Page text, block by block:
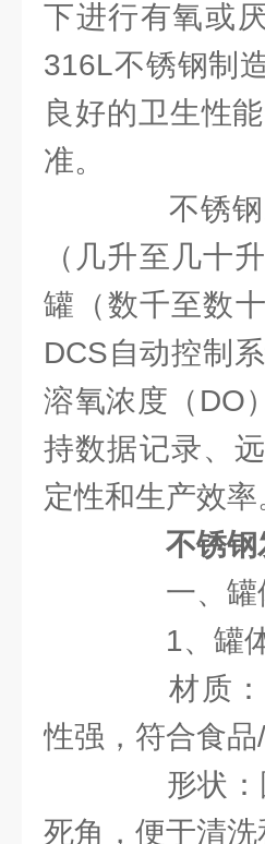
下进行有氧或
316L不锈钢制
良好的卫生性
准。
不锈钢
（几升至几十
罐（数千至数
DCS自动控制
溶氧浓度（DO
持数据记录、
定性和生产效率
不锈
一、罐
1、罐
材质：
性强，符合食
形状：圆
死角，便于清洗